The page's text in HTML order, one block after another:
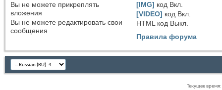
Вы не можете прикреплять
вложения
Вы не можете редактировать свои
сообщения
[IMG] код Вкл.
[VIDEO] код Вкл.
HTML код Выкл.
Правила форума
Текущее время: